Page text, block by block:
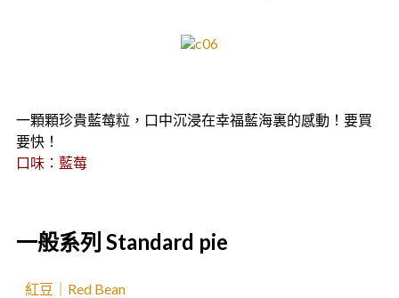
一顆顆珍貴藍莓粒，口中沉浸在幸福藍海裏的感動！要買
要快！
口味：藍莓
一般系列 Standard pie
紅豆｜Red Bean